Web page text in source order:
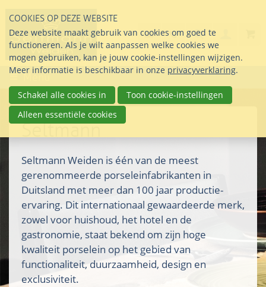
links
over
Direct
naar
inhoud
Direct
naar
het
info@seltmann-
Stel uw vraag
085 76 07 000
Search
Menu
Seltmann
Seltmann Weiden is één van de meest
gerenommeerde porseleinfabrikanten in
Duitsland met meer dan 100 jaar productie-
ervaring. Dit internationaal gewaardeerde merk,
zowel voor huishoud, het hotel en de
gastronomie, staat bekend om zijn hoge
kwaliteit porselein op het gebied van
functionaliteit, duurzaamheid, design en
exclusiviteit.
COOKIES OP DEZE WEBSITE
Deze website maakt gebruik van cookies om goed te
functioneren. Als je wilt aanpassen welke cookies we
mogen gebruiken, kan je jouw cookie-instellingen wijzigen.
Meer informatie is beschikbaar in onze privacyverklaring.
Schakel alle cookies in
Toon cookie-instellingen
Alleen essentiële cookies